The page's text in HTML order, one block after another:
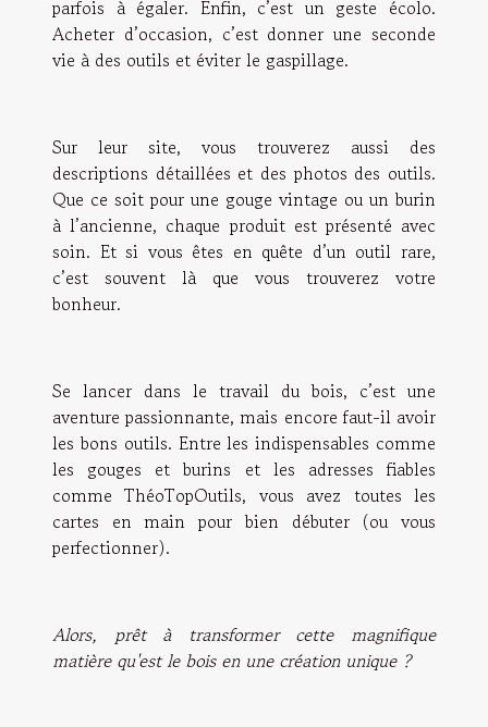
parfois à égaler. Enfin, c’est un geste écolo.
Acheter d’occasion, c’est donner une seconde
vie à des outils et éviter le gaspillage.
Sur leur site, vous trouverez aussi des
descriptions détaillées et des photos des outils.
Que ce soit pour une gouge vintage ou un burin
à l’ancienne, chaque produit est présenté avec
soin. Et si vous êtes en quête d’un outil rare,
c’est souvent là que vous trouverez votre
bonheur.
Se lancer dans le travail du bois, c’est une
aventure passionnante, mais encore faut-il avoir
les bons outils. Entre les indispensables comme
les gouges et burins et les adresses fiables
commeThéoTopOutils, vous avez toutes les
cartes en main pour bien débuter (ou vous
perfectionner).
Alors, prêt à transformer cette magnifique
matière qu'est le bois en une création unique ?